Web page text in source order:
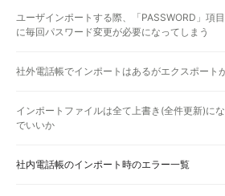
ユーザインポートする際、「PASSWORD」項
に毎回パスワード変更が必要になってしまう
社外電話帳でインポートはあるがエクスポート
インポートファイルは全て上書き(全件更新)に
でいいか
社内電話帳のインポート時のエラー一覧